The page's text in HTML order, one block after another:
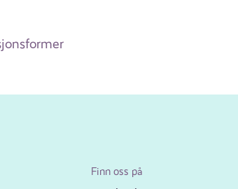
Finn oss på